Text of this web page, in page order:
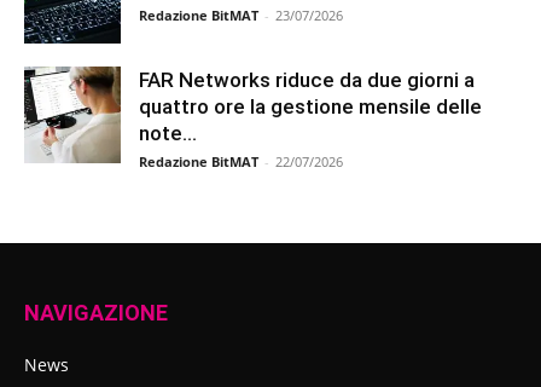
Redazione BitMAT - 23/07/2026
FAR Networks riduce da due giorni a
quattro ore la gestione mensile delle
note...
Redazione BitMAT - 22/07/2026
NAVIGAZIONE
News